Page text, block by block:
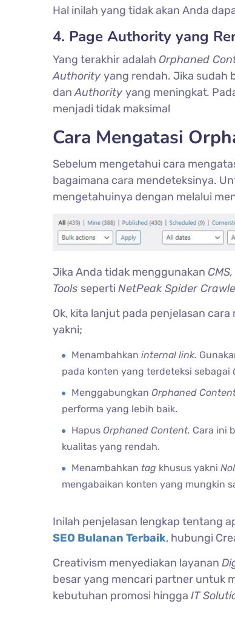
Hal inilah yang tidak akan Anda
4. Page Authority yang
Yang terakhir adalah Orphaned
Authority yang rendah. Jika sudah
danAuthority yang meningkat.
menjadi tidak maksimal
Cara Mengatasi
Sebelum mengetahui cara
bagaimana cara mendeteksinya.
mengetahuinya dengan melalui
Jika Anda tidak menggunakan CMS,
Tools seperti NetPeak Spider
Ok, kita lanjut pada penjelasan cara
yakni;
Menambahkan internal link.
pada konten yang terdeteksi sebagai
Menggabungkan Orphaned
performa yang lebih baik.
Hapus Orphaned Content. Cara ini
kualitas yang rendah.
Menambahkan tag khusus yakni
mengabaikan konten yang mungkin
Inilah penjelasan lengkap tentang
SEO Bulanan Terbaik, hubungi
Creativism menyediakan layanan
besar yang mencari partner untuk
kebutuhan promosi hingga IT